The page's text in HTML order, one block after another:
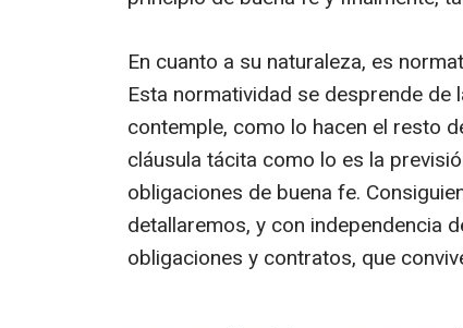
En cuanto a su naturaleza, es
Esta normatividad se desprende
contemple, como lo hacen el resto
cláusula tácita como lo es la
obligaciones de buena fe.
detallaremos, y con independencia
obligaciones y contratos, que